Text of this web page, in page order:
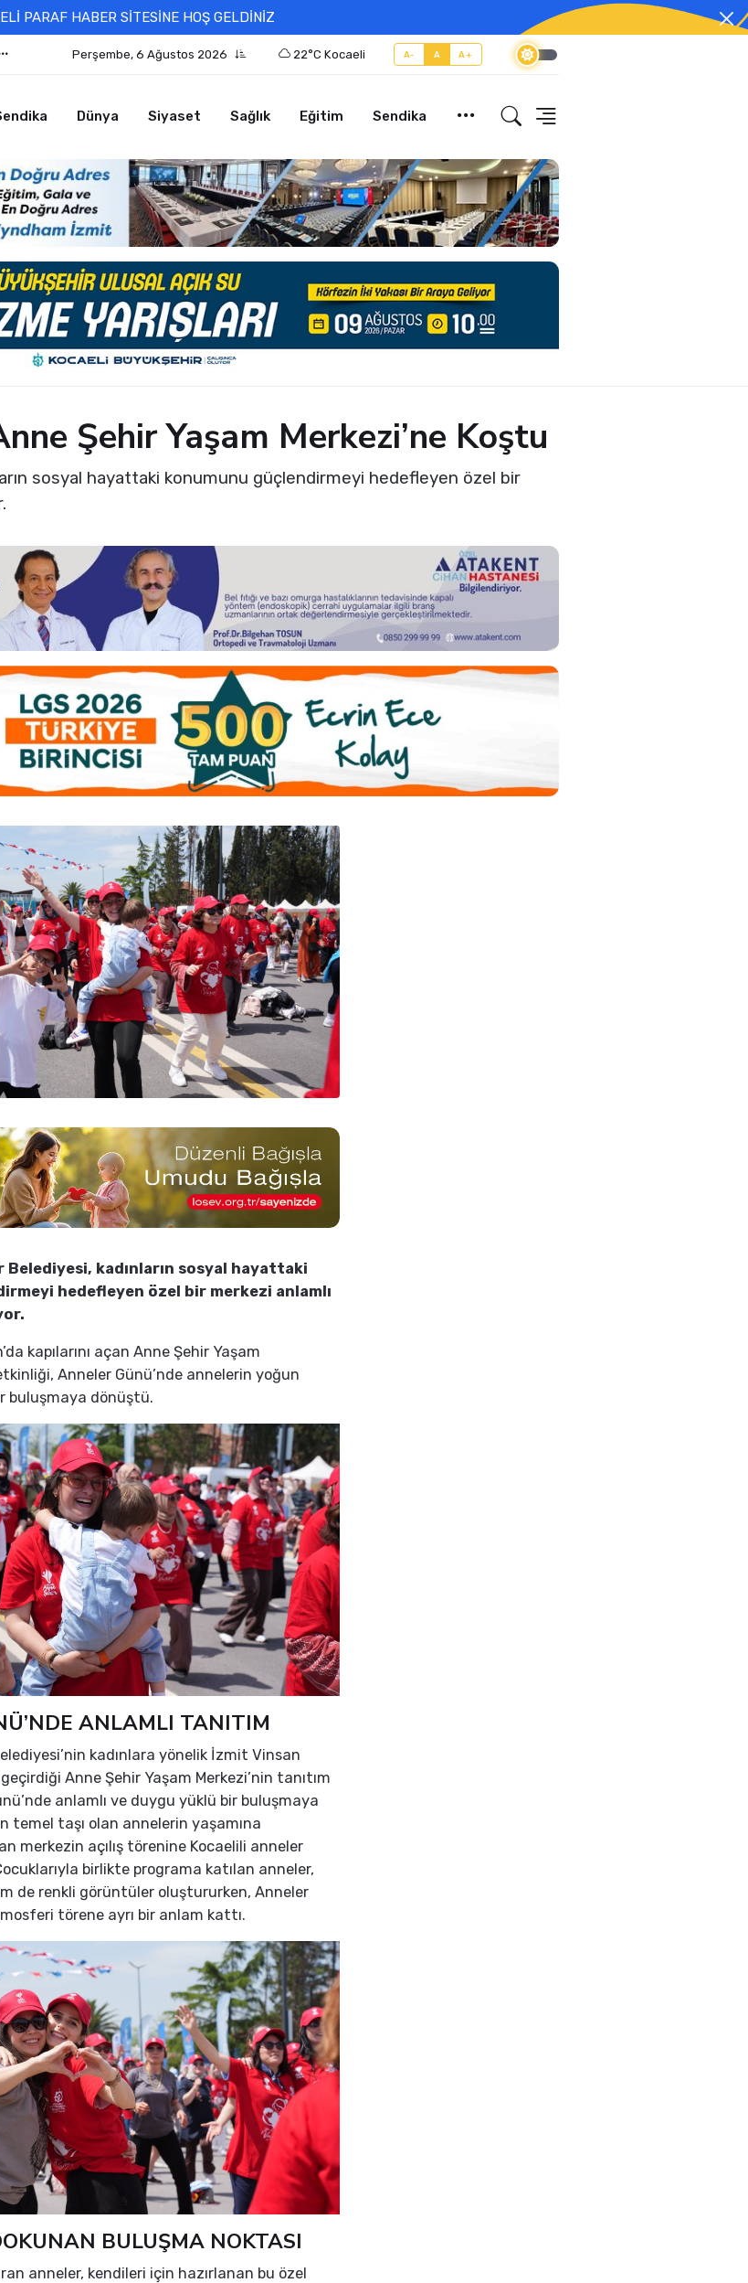
PARAF HABER SİTESİNE HOŞ GELDİNİZ
Perşembe, 6 Ağustos 2026 22°C Kocaeli A- A A+
Dünya Siyaset Sağlık Eğitim Sendika
Şehir Yaşam Merkezi’ne Koştu
sosyal hayattaki konumunu güçlendirmeyi hedefleyen özel bir
Belediyesi, kadınların sosyal hayattaki
hedefleyen özel bir merkezi anlamlı
kapılarını açan Anne Şehir Yaşam
Anneler Günü’nde annelerin yoğun
buluşmaya dönüştü.
ANLAMLI TANITIM
kadınlara yönelik İzmit Vinsan
Anne Şehir Yaşam Merkezi’nin tanıtım
anlamlı ve duygu yüklü bir buluşmaya
temel taşı olan annelerin yaşamına
merkezin açılış törenine Kocaelili anneler
birlikte programa katılan anneler,
de renkli görüntüler oluştururken, Anneler
törene ayrı bir anlam kattı.
BULUŞMA NOKTASI
anneler, kendileri için hazırlanan bu özel